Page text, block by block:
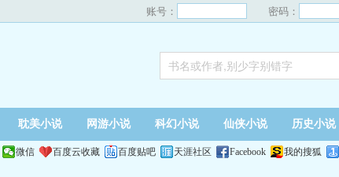
账号： 密码：
耽美小说 网游小说 科幻小说 仙侠小说 历史小说
微信 百度云收藏 百度贴吧 天涯社区 Facebook 我的搜狐